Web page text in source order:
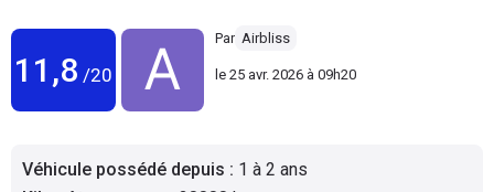
Utilitaires
Flottes
Auto
11,8 /20
Par Airbliss
le 25 avr. 2026 à 09h20
Véhicule possédé depuis : 1 à 2 ans